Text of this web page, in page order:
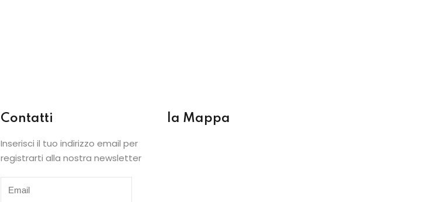
Contatti
Inserisci il tuo indirizzo email per
registrarti alla nostra newsletter
la Mappa